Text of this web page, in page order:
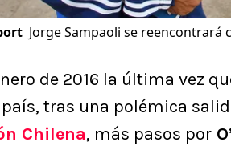
Jorge Sampaoli se reencontrará
de 2016 la última vez
tras una polémica
Chilena, más pasos por